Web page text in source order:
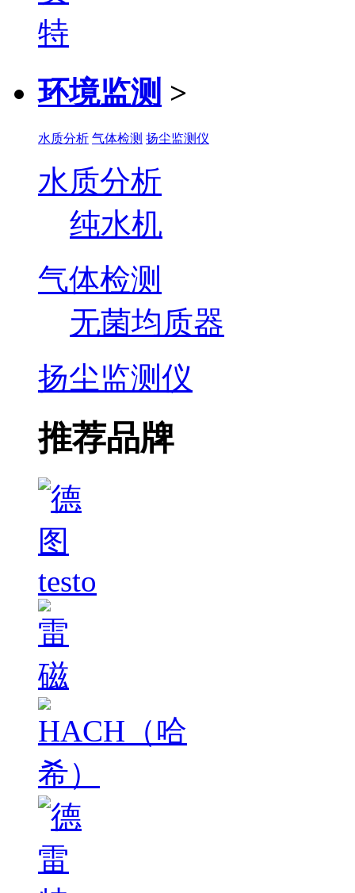
环境监测 >
水质分析 气体检测 扬尘监测仪
水质分析
纯水机
气体检测
无菌均质器
扬尘监测仪
推荐品牌